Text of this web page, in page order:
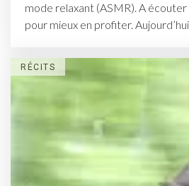
mode relaxant (ASMR). A
pour mieux en profiter.
RÉCITS